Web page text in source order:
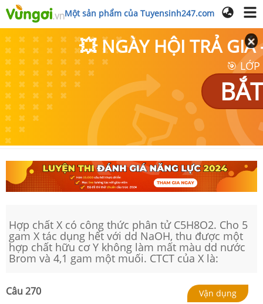
Một sản phẩm của Tuyensinh247.com
💥 NGÀY HỘI TRẢ GIÁ
🎯
Hợp chất X có công thức phân tử C5H8O2. Cho 5
gam X tác dụng hết với dd NaOH, thu được một
hợp chất hữu cơ Y không làm mất màu dd nước
Brom và 4,1 gam một muối. CTCT của X là:
Câu 270 Vận dụng